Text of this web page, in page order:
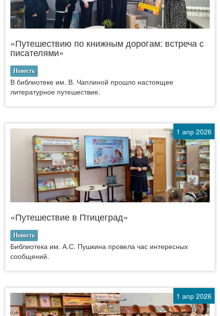
«Путешествию по книжным дорогам: встреча с
писателями»
Новость
В библиотеке им. В. Чаплиной прошло настоящее
литературное путешествие.
1 апр 2026
«Путешествие в Птицеград»
Новость
Библиотека им. А.С. Пушкина провела час интересных
сообщений.
1 апр 2026